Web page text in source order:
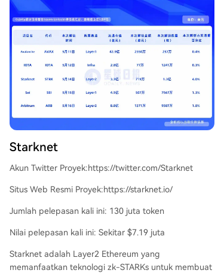
Starknet
Akun Twitter Proyek:https://twitter.com/Starknet
Situs Web Resmi Proyek:https://starknet.io/
Jumlah pelepasan kali ini: 130 juta token
Nilai pelepasan kali ini: Sekitar $7.19 juta
Starknet adalah Layer2 Ethereum yang
memanfaatkan teknologi zk-STARKs untuk membuat